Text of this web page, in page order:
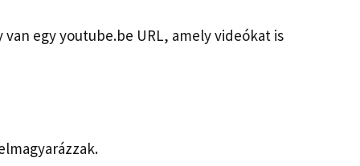
egy youtube.be URL, amely videókat is